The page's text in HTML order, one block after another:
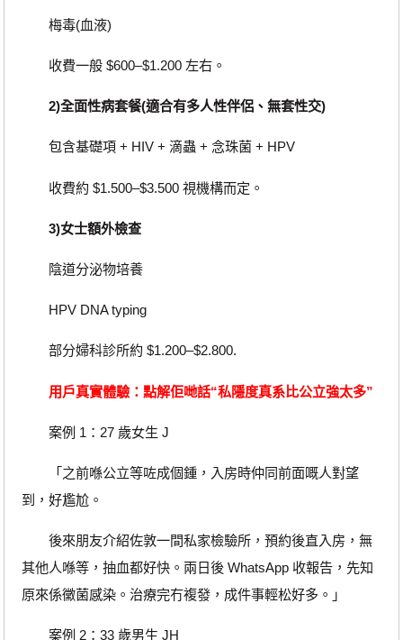
梅毒(血液)
收費一般 $600–$1.200 左右。
2)全面性病套餐(適合有多人性伴侶、無套性交)
包含基礎項 + HIV + 滴蟲 + 念珠菌 + HPV
收費約 $1.500–$3.500 視機構而定。
3)女士額外檢查
陰道分泌物培養
HPV DNA typing
部分婦科診所約 $1.200–$2.800.
用戶真實體驗：點解佢哋話“私隱度真系比公立強太多”
案例 1：27 歲女生 J
「之前喺公立等咗成個鍾，入房時仲同前面嘅人對望
到，好尷尬。
後來朋友介紹佐敦一間私家檢驗所，預約後直入房，無
其他人喺等，抽血都好快。兩日後 WhatsApp 收報告，先知
原來係黴菌感染。治療完冇複發，成件事輕松好多。」
案例 2：33 歲男生 JH